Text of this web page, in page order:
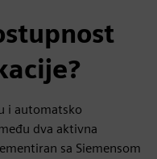
i automatsko
dva aktivna
sa Siemensom